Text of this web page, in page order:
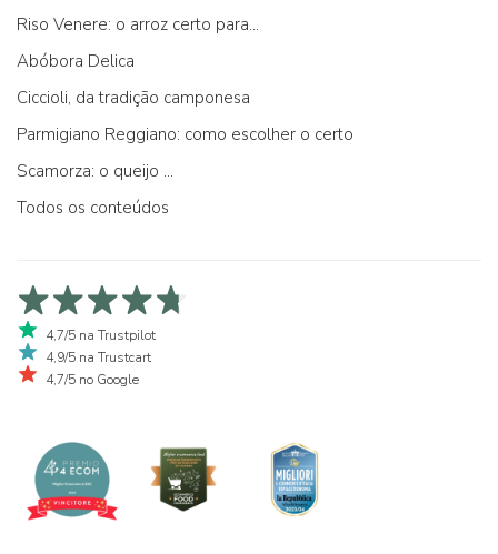
Riso Venere: o arroz certo para...
Abóbora Delica
Ciccioli, da tradição camponesa
Parmigiano Reggiano: como escolher o certo
Scamorza: o queijo ...
Todos os conteúdos
4,7/5 na Trustpilot
4,9/5 na Trustcart
4,7/5 no Google